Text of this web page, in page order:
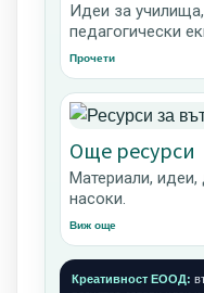
Идеи за
педагогически
Прочети
Още ресурси
Материали, идеи,
насоки.
Виж още
Креативност ЕООД: